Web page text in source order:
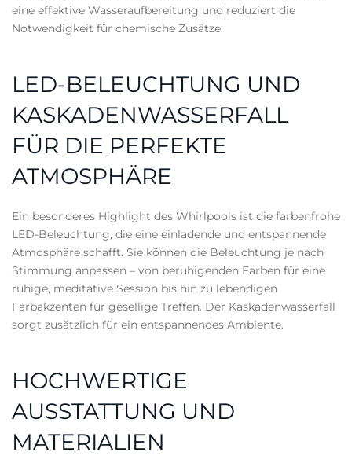
eine effektive Wasseraufbereitung und reduziert die
Notwendigkeit für chemische Zusätze.
LED-BELEUCHTUNG UND
KASKADENWASSERFALL
FÜR DIE PERFEKTE
ATMOSPHÄRE
Ein besonderes Highlight des Whirlpools ist die farbenfrohe
LED-Beleuchtung, die eine einladende und entspannende
Atmosphäre schafft. Sie können die Beleuchtung je nach
Stimmung anpassen – von beruhigenden Farben für eine
ruhige, meditative Session bis hin zu lebendigen
Farbakzenten für gesellige Treffen. Der Kaskadenwasserfall
sorgt zusätzlich für ein entspannendes Ambiente.
HOCHWERTIGE
AUSSTATTUNG UND
MATERIALIEN